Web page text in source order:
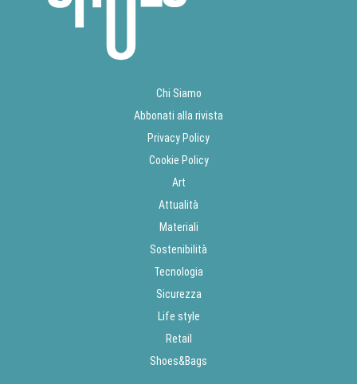
Chi Siamo
Abbonati alla rivista
Privacy Policy
Cookie Policy
Art
Attualità
Materiali
Sostenibilità
Tecnologia
Sicurezza
Life style
Retail
Shoes&Bags